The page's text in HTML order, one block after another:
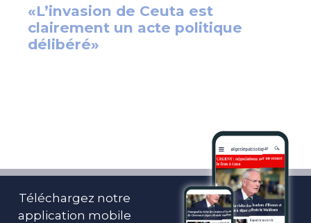
Téléchargez notre
application mobile